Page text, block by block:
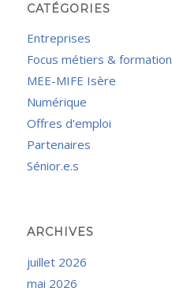
CATÉGORIES
Entreprises
Focus métiers & formation
MEE-MIFE Isère
Numérique
Offres d'emploi
Partenaires
Sénior.e.s
ARCHIVES
juillet 2026
mai 2026